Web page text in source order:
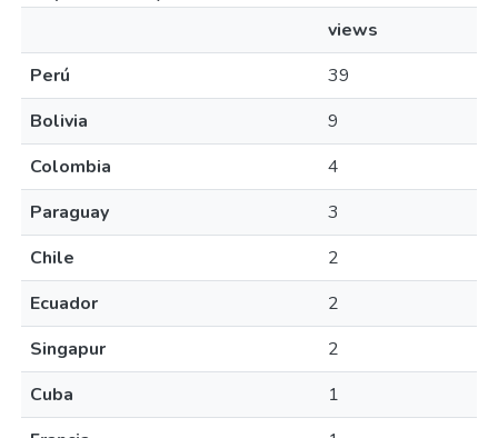
views
Perú
39
Bolivia
9
Colombia
4
Paraguay
3
Chile
2
Ecuador
2
Singapur
2
Cuba
1